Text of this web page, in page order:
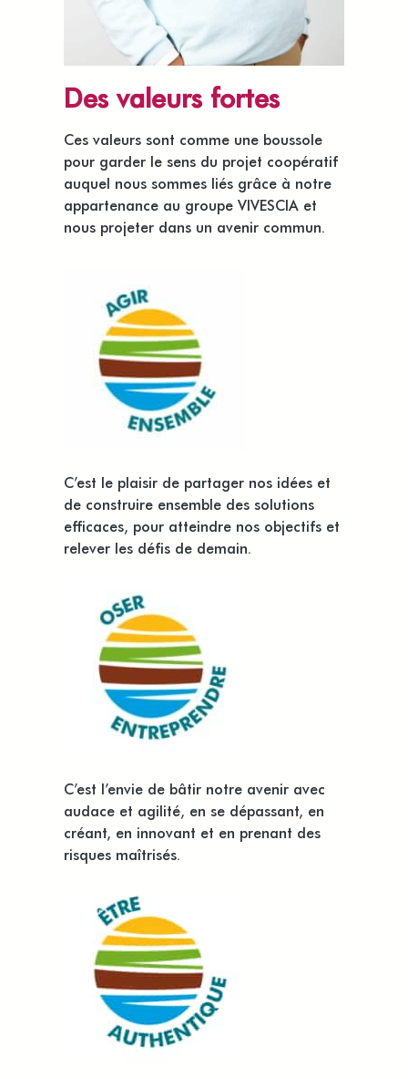
Des valeurs fortes
Ces valeurs sont comme une boussole
pour garder le sens du projet coopératif
auquel nous sommes liés grâce à notre
appartenance au groupe VIVESCIA et
nous projeter dans un avenir commun.
C’est le plaisir de partager nos idées et
de construire ensemble des solutions
efficaces, pour atteindre nos objectifs et
relever les défis de demain.
C’est l’envie de bâtir notre avenir avec
audace et agilité, en se dépassant, en
créant, en innovant et en prenant des
risques maîtrisés.